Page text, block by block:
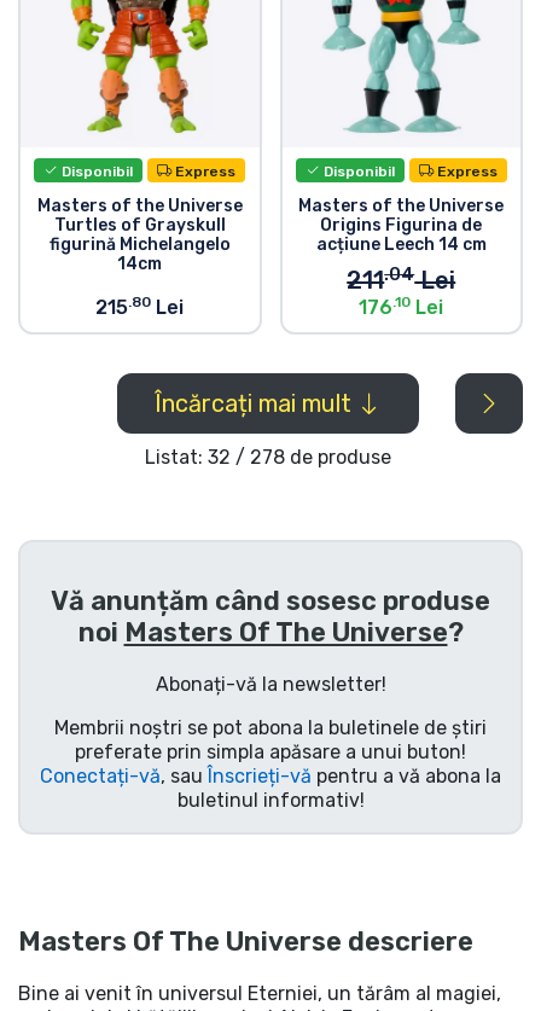
Disponibil Express
Masters of the Universe
Turtles of Grayskull
figurină Michelangelo
14cm
215.80 Lei
Disponibil Express
Masters of the Universe
Origins Figurina de
acțiune Leech 14 cm
211.04Lei
176.10 Lei
Încărcați mai mult
Listat: 32 / 278 de produse
Vă anunțăm când sosesc produse
noi Masters Of The Universe?
Abonați-vă la newsletter!
Membrii noștri se pot abona la buletinele de știri
preferate prin simpla apăsare a unui buton!
Conectați-vă, sau Înscrieți-vă pentru a vă abona la
buletinul informativ!
Masters Of The Universe descriere
Bine ai venit în universul Eterniei, un tărâm al magiei,